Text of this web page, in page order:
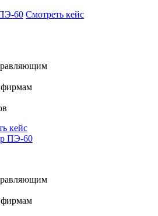
60 Смотреть кейс
кейс